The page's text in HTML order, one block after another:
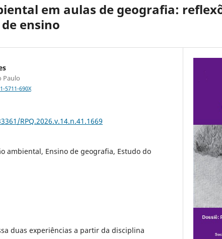
em aulas de geografia:
ensino
Paulo
5711-690X
RPQ.2026.v.14.n.41.1669
ambiental, Ensino de geografia, Estudo do
duas experiências a partir da disciplina